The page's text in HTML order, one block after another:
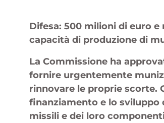
Difesa: 500 milioni di euro
capacità di produzione di
La Commissione ha
fornire urgentemente
rinnovare le proprie scorte.
finanziamento e lo sviluppo
missili e dei loro